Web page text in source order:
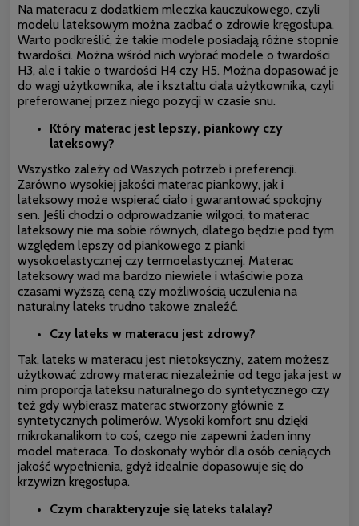
Na materacu z dodatkiem mleczka kauczukowego, czyli
modelu lateksowym można zadbać o zdrowie kręgosłupa.
Warto podkreślić, że takie modele posiadają różne stopnie
twardości. Można wśród nich wybrać modele o twardości
H3, ale i takie o twardości H4 czy H5. Można dopasować je
do wagi użytkownika, ale i kształtu ciała użytkownika, czyli
preferowanej przez niego pozycji w czasie snu.
Który materac jest lepszy, piankowy czy
lateksowy?
Wszystko zależy od Waszych potrzeb i preferencji.
Zarówno wysokiej jakości materac piankowy, jak i
lateksowy może wspierać ciało i gwarantować spokojny
sen. Jeśli chodzi o odprowadzanie wilgoci, to materac
lateksowy nie ma sobie równych, dlatego będzie pod tym
względem lepszy od piankowego z pianki
wysokoelastycznej czy termoelastycznej. Materac
lateksowy wad ma bardzo niewiele i właściwie poza
czasami wyższą ceną czy możliwością uczulenia na
naturalny lateks trudno takowe znaleźć.
Czy lateks w materacu jest zdrowy?
Tak, lateks w materacu jest nietoksyczny, zatem możesz
użytkować zdrowy materac niezależnie od tego jaka jest w
nim proporcja lateksu naturalnego do syntetycznego czy
też gdy wybierasz materac stworzony głównie z
syntetycznych polimerów. Wysoki komfort snu dzięki
mikrokanalikom to coś, czego nie zapewni żaden inny
model materaca. To doskonały wybór dla osób ceniących
jakość wypełnienia, gdyż idealnie dopasowuje się do
krzywizn kręgosłupa.
Czym charakteryzuje się lateks talalay?